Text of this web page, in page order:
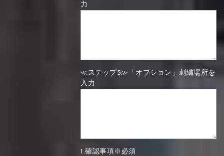
力
≪ステップ5≫「オプション」刺繍場所を
入力
1.確認事項※必須